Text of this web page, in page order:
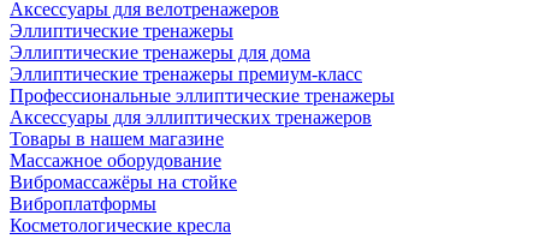
Аксессуары для велотренажеров
Эллиптические тренажеры
Эллиптические тренажеры для дома
Эллиптические тренажеры премиум-класс
Профессиональные эллиптические тренажеры
Аксессуары для эллиптических тренажеров
Товары в нашем магазине
Массажное оборудование
Вибромассажёры на стойке
Виброплатформы
Косметологические кресла